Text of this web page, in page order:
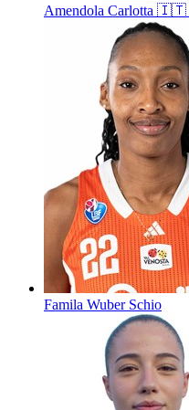
Amendola Carlotta 🇮🇹
Famila Wuber Schio